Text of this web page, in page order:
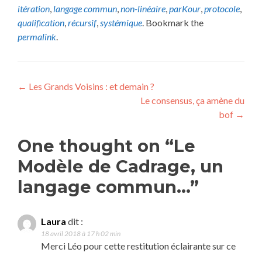
itération langage commun non-linéaire parKour protocole
qualification récursif, systémique . Bookmark the
permalink
Post
← Les Grands Voisins : et demain ?
Le consensus, ça amène du
bof →
One thought on “Le
Modèle de Cadrage, un
langage commun…”
Laura dit :
18 avril 2018 à 17 h 02 min
Merci Léo pour cette restitution éclairante sur ce